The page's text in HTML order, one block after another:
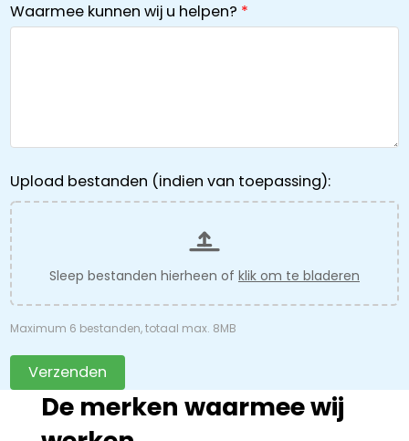
Waarmee kunnen wij u helpen?
Upload bestanden (indien van toepassing):
Sleep bestanden hierheen of klik om te bladeren
Maximum 6 bestanden, totaal max. 8MB
Verzenden
De merken waarmee wij